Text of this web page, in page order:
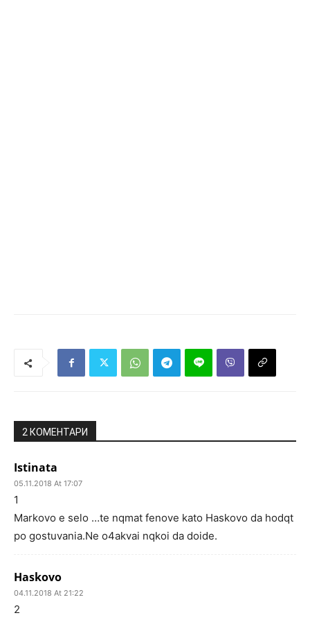
2 КОМЕНТАРИ
Istinata
05.11.2018 At 17:07
1
Markovo e selo …te nqmat fenove kato Haskovo da hodqt
po gostuvania.Ne o4akvai nqkoi da doide.
Haskovo
04.11.2018 At 21:22
2